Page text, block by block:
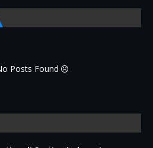
Posts Found